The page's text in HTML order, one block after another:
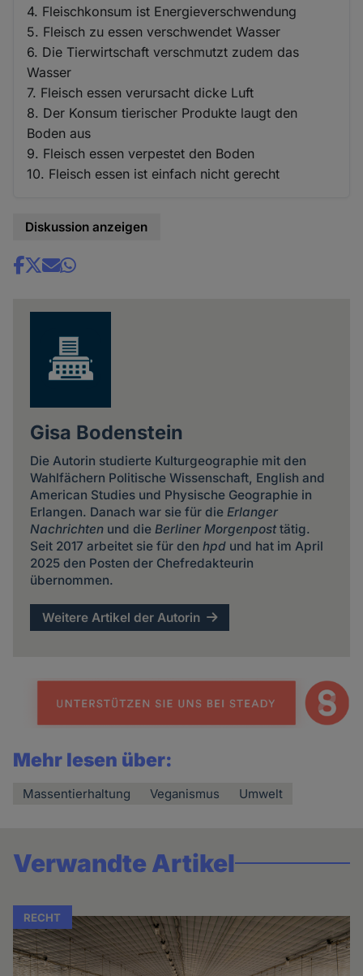
4. Fleischkonsum ist Energieverschwendung
5. Fleisch zu essen verschwendet Wasser
6. Die Tierwirtschaft verschmutzt zudem das
Wasser
7. Fleisch essen verursacht dicke Luft
8. Der Konsum tierischer Produkte laugt den
Boden aus
9. Fleisch essen verpestet den Boden
10. Fleisch essen ist einfach nicht gerecht
Diskussion anzeigen
Share
Gisa Bodenstein
Die Autorin studierte Kulturgeographie mit den
Wahlfächern Politische Wissenschaft, English and
American Studies und Physische Geographie in
Erlangen. Danach war sie für die Erlanger
Nachrichtenund die Berliner Morgenposttätig.
Seit 2017 arbeitet sie für den hpdund hat im April
2025 den Posten der Chefredakteurin
übernommen.
Weitere Artikel der Autorin
Mehr lesen über:
Massentierhaltung Veganismus Umwelt
Verwandte Artikel
RECHT